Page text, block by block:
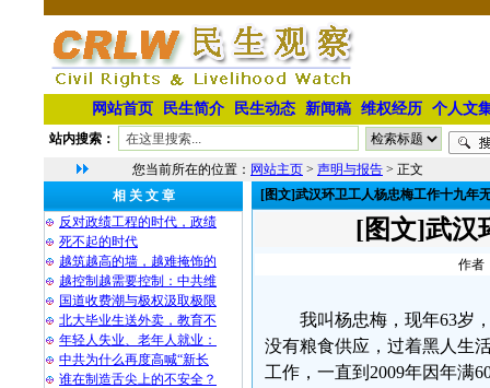
网站首页 民生简介 民生动态 新闻稿 维权经历 个人文
站内搜索：
您当前所在的位置： 网站主页 > 声明与报告 > 正文
相 关 文 章
反对政绩工程的时代，政绩
死不起的时代
越筑越高的墙，越难掩饰的
越控制越需要控制：中共维
国道收费潮与极权汲取极限
北大毕业生送外卖，教育不
年轻人失业、老年人就业：
中共为什么再度高喊“新长
谁在制造舌尖上的不安全？
[图文]武汉环卫工人杨忠梅工作十九年
[图文]武汉
作者
我叫杨忠梅，现年63岁
没有粮食供应，过着黑人生
工作，一直到2009年因年满